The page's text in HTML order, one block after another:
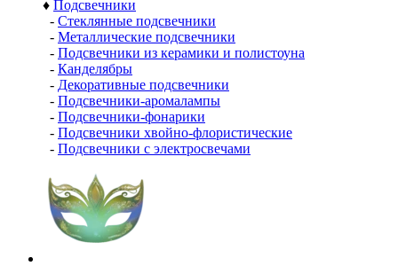
♦ Подсвечники
- Стеклянные подсвечники
- Металлические подсвечники
- Подсвечники из керамики и полистоуна
- Канделябры
- Декоративные подсвечники
- Подсвечники-аромалампы
- Подсвечники-фонарики
- Подсвечники хвойно-флористические
- Подсвечники с электросвечами